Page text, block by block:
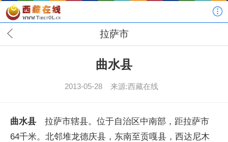
拉萨市
曲水县
2013-05-28 来源:西藏在线
曲水县 拉萨市辖县。位于自治区中南部，距拉萨市
64千米。北邻堆龙德庆县，东南至贡嘎县，西达尼木